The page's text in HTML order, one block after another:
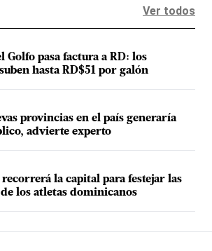
Ver todos
Golfo pasa factura a RD: los
hasta RD$51 por galón
provincias en el país generaría
advierte experto
recorrerá la capital para festejar las
los atletas dominicanos